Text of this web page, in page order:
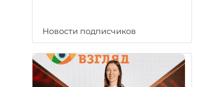
Новости подписчиков